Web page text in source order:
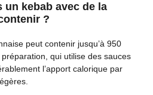
un kebab avec de la
?
peut contenir jusqu’à 950
qui utilise des sauces
l’apport calorique par